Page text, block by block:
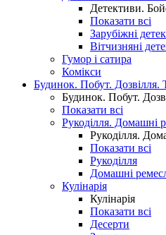
Детективи.
Показати всі
Зарубіжні
Вітчизняні
Гумор і сатира
Комікси
Будинок. Побут. Дозвілля.
Будинок. Побут.
Показати всі
Рукоділля. Домашні
Рукоділля.
Показати всі
Рукоділля
Домашні
Кулінарія
Кулінарія
Показати всі
Десерти